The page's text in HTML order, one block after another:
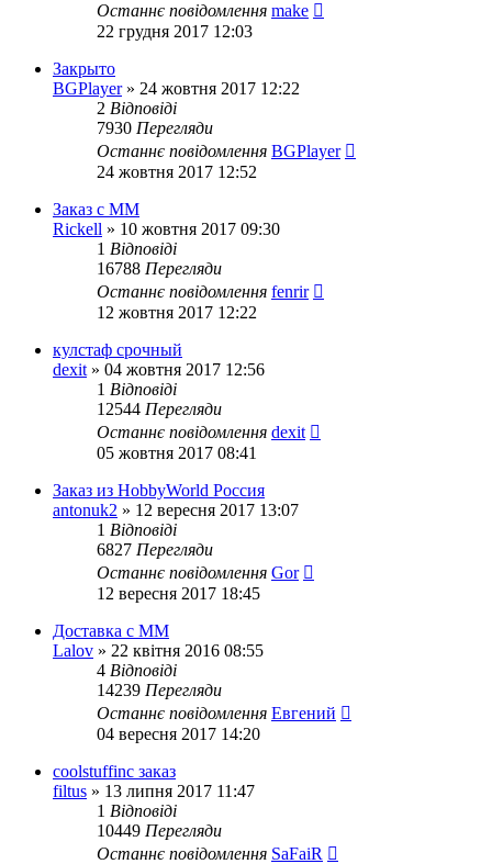
Останнє повідомлення make
22 грудня 2017 12:03
Закрыто
BGPlayer» 24 жовтня 2017 12:22
2 Відповіді
7930 Перегляди
Останнє повідомлення BGPlayer
24 жовтня 2017 12:52
Заказ с ММ
Rickell » 10 жовтня 2017 09:30
1 Відповіді
16788 Перегляди
Останнє повідомлення fenrir
12 жовтня 2017 12:22
кулстаф срочный
dexit » 04 жовтня 2017 12:56
1 Відповіді
12544 Перегляди
Останнє повідомлення dexit
05 жовтня 2017 08:41
Заказ из HobbyWorld Россия
antonuk2 » 12 вересня 2017 13:07
1 Відповіді
6827 Перегляди
Останнє повідомлення Gor
12 вересня 2017 18:45
Доставка с ММ
Lalov » 22 квітня 2016 08:55
4 Відповіді
14239 Перегляди
Останнє повідомлення Евгений
04 вересня 2017 14:20
coolstuffinc заказ
filtus » 13 липня 2017 11:47
1 Відповіді
10449 Перегляди
Останнє повідомлення SaFaiR